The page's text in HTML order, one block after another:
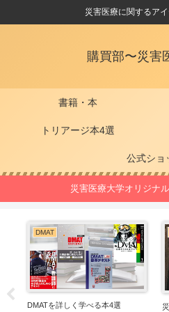
災害医療に関するア
購買部〜災害
書籍・本
トリアージ本4選
公式ショ
災害医療大学オリジナ
DMAT
DMATを詳しく学べる本4選